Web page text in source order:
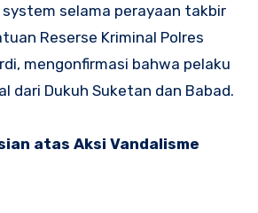
selama perayaan takbir
Reserse Kriminal Polres
mengonfirmasi bahwa pelaku
dari Dukuh Suketan dan Babad.
atas Aksi Vandalisme